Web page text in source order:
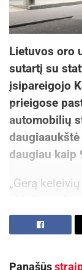
Lietuvos oro
sutartį su
įsipareigojo
prieigose
automobilių
daugiau kaip
„Gerą
skirtingų
greitos
orlaivį, todėl
Panašūs